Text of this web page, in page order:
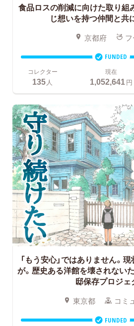
食品ロスの削減に向けた取り組
じ想いを持つ仲間と共
京都府
FUNDED
コレクター
135 人
現在
1,052,641円
「もう安心」ではありません。
が。歴史ある洋館を壊されない
邸保存プロジェ
東京都 コミ
FUNDED